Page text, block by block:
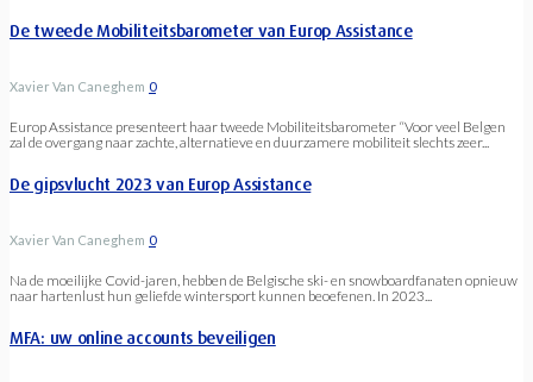
De tweede Mobiliteitsbarometer van Europ Assistance
Xavier Van Caneghem 0
Europ Assistance presenteert haar tweede Mobiliteitsbarometer “Voor veel Belgen
zal de overgang naar zachte, alternatieve en duurzamere mobiliteit slechts zeer...
De gipsvlucht 2023 van Europ Assistance
Xavier Van Caneghem 0
Na de moeilijke Covid-jaren, hebben de Belgische ski- en snowboardfanaten opnieuw
naar hartenlust hun geliefde wintersport kunnen beoefenen. In 2023...
MFA: uw online accounts beveiligen